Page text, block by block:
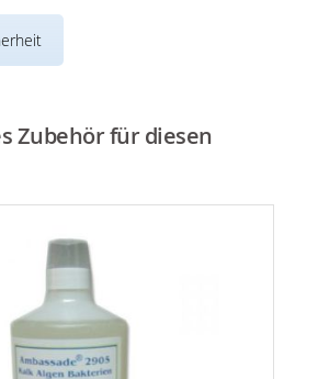
Zubehör für diesen